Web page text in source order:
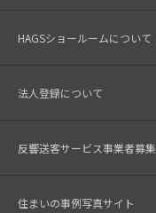
HAGSショールームについて
法人登録について
反響送客サービス事業者募集
住まいの事例写真サイト